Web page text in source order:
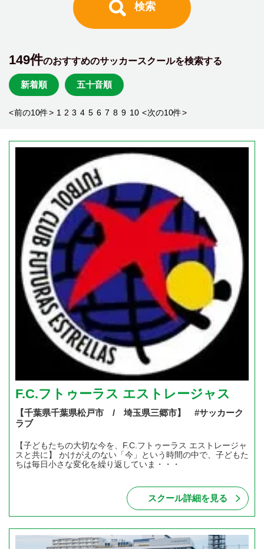
検索
149件のおすすめのサッカースクールを検索する
新着順 五十音順
<前の10件> 1 2 3 4 5 6 7 8 9 10 <次の10件>
F.C.フトゥーラス エストレージャス
【千葉県千葉県松戸市 / 埼玉県三郷市】 #サッカーク
ラブ
【子どもたちの大切な今を、F.C.フトゥーラス エストレージャ
スと共に】 かけがえのない「今」という時間の中で、子どもた
ちは毎日小さな変化を繰り返していま・・・
スクール詳細を見る